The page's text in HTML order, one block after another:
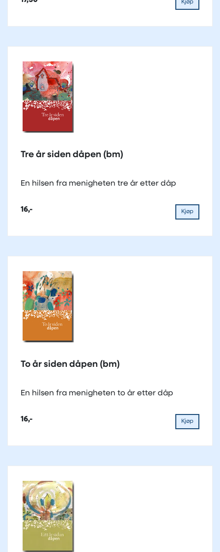
Kjøp
Tre år siden dåpen (bm)
En hilsen fra menigheten tre år etter dåp
16,- Kjøp
To år siden dåpen (bm)
En hilsen fra menigheten to år etter dåp
16,- Kjøp